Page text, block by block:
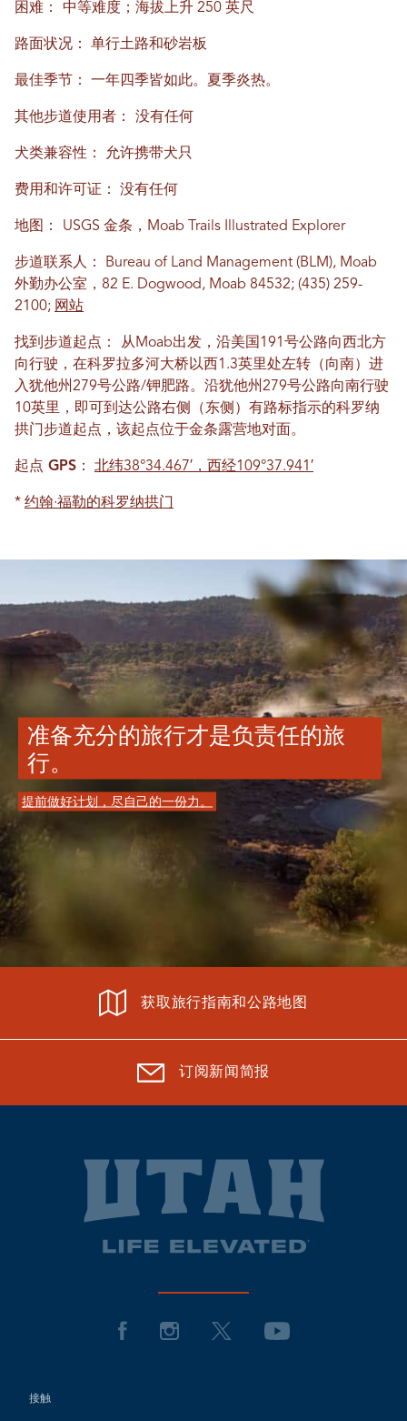
困难： 中等难度；海拔上升 250 英尺
路面状况： 单行土路和砂岩板
最佳季节： 一年四季皆如此。夏季炎热。
其他步道使用者： 没有任何
犬类兼容性： 允许携带犬只
费用和许可证： 没有任何
地图： USGS 金条，Moab Trails Illustrated Explorer
步道联系人：
Bureau of Land Management (BLM), Moab
外勤办公室，82 E. Dogwood, Moab 84532; (435) 259-
2100; 网站
找到步道起点： 从Moab出发，沿美国191号公路向西北方
向行驶，在科罗拉多河大桥以西1.3英里处左转（向南）进
入犹他州279号公路/钾肥路。沿犹他州279号公路向南行驶
10英里，即可到达公路右侧（东侧）有路标指示的科罗纳
拱门步道起点，该起点位于金条露营地对面。
起点 GPS： 北纬38°34.467′，西经109°37.941′
* 约翰·福勒的科罗纳拱门
准备充分的旅行才是负责任的旅
行。
提前做好计划，尽自己的一份力。
获取旅行指南和公路地图
订阅新闻简报
接触